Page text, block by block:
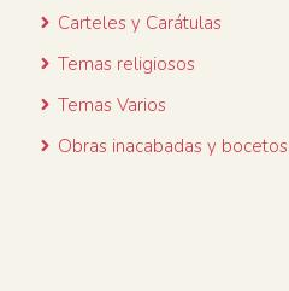
Carteles y Carátulas
Temas religiosos
Temas Varios
Obras inacabadas y bocetos